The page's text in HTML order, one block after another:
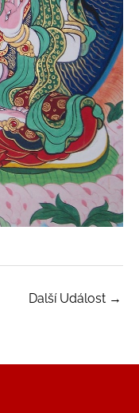
Další Událost →